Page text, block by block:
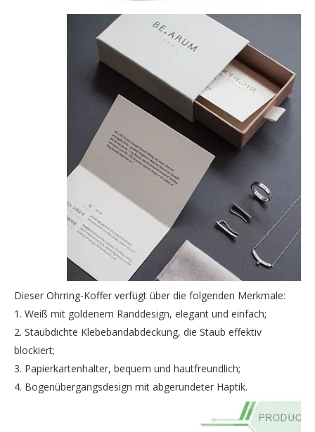
Dieser Ohrring-Koffer verfügt über die folgenden Merkmale:
1. Weiß mit goldenem Randdesign, elegant und einfach;
2. Staubdichte Klebebandabdeckung, die Staub effektiv
blockiert;
3. Papierkartenhalter, bequem und hautfreundlich;
4. Bogenübergangsdesign mit abgerundeter Haptik.